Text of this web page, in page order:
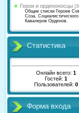
Герои и орденоносцы
Общие списки Героев
Соза,
Кавалеров Орденов.
Статистика
Онлайн всего: 1
Гостей: 1
Пользователей: 0
Форма входа